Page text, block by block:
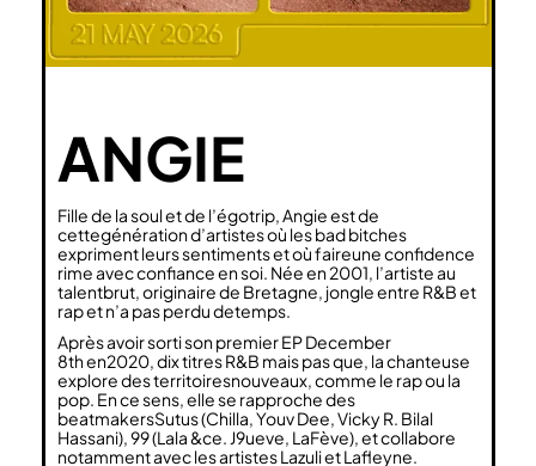
ANGIE
Fille de la soul et de l’égotrip, Angie est de
cettegénération d’artistes où les bad bitches
expriment leurs sentiments et où faireune confidence
rime avec confiance en soi. Née en 2001, l’artiste au
talentbrut, originaire de Bretagne, jongle entre R&B et
rap et n’a pas perdu detemps.
Après avoir sorti son premier EP December
8th en2020, dix titres R&B mais pas que, la chanteuse
explore des territoiresnouveaux, comme le rap ou la
pop. En ce sens, elle se rapproche des
beatmakersSutus (Chilla, Youv Dee, Vicky R. Bilal
Hassani), 99 (Lala &ce. J9ueve, LaFève), et collabore
notamment avec les artistes Lazuli et Lafleyne.